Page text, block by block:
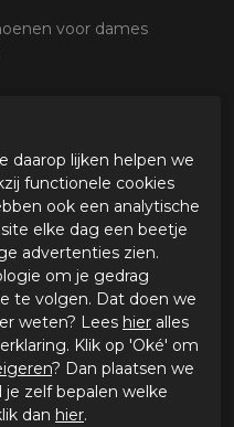
voor dames
met beschermde
op de palm
delen
en accordeon
klittenbandsluiting
daarop lijken helpen we
functionele cookies
ook een analytische
elke dag een beetje
advertenties zien.
om je gedrag
te volgen. Dat doen we
weten? Lees hier alles
Klik op 'Oké' om
? Dan plaatsen we
je zelf bepalen welke
dan hier.